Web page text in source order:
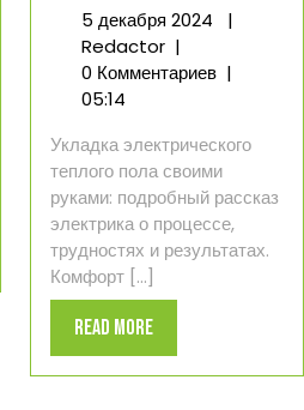
5 декабря 2024
2024
|
RedactorМой
опыт
пола
в
квартире
|
0 Комментариев |
05:14
Укладка электрического
теплого пола своими
руками: подробный рассказ
электрика о процессе,
трудностях и результатах.
Комфорт [...]
Read MoreRead
More